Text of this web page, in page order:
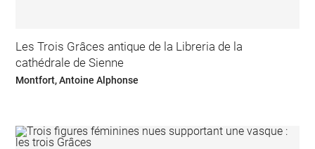
Les Trois Grâces antique de la Libreria de la
cathédrale de Sienne
Montfort, Antoine Alphonse